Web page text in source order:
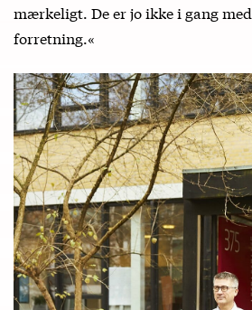
mærkeligt. De er jo ikke i gang
forretning.«